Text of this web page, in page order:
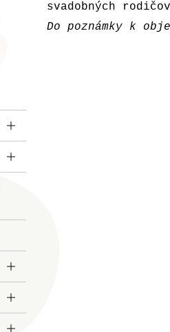
svadobných
Do poznámky k